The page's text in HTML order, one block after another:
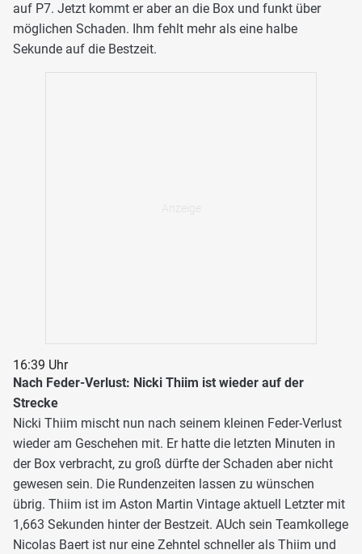
auf P7. Jetzt kommt er aber an die Box und funkt über
möglichen Schaden. Ihm fehlt mehr als eine halbe
Sekunde auf die Bestzeit.
16:39 Uhr
Nach Feder-Verlust: Nicki Thiim ist wieder auf der
Strecke
Nicki Thiim mischt nun nach seinem kleinen Feder-Verlust
wieder am Geschehen mit. Er hatte die letzten Minuten in
der Box verbracht, zu groß dürfte der Schaden aber nicht
gewesen sein. Die Rundenzeiten lassen zu wünschen
übrig. Thiim ist im Aston Martin Vintage aktuell Letzter mit
1,663 Sekunden hinter der Bestzeit. AUch sein Teamkollege
Nicolas Baert ist nur eine Zehntel schneller als Thiim und